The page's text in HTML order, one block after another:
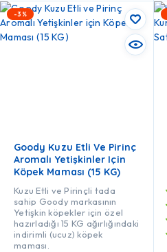
-3%
Goody Kuzu Etli Ve Pirinç
Aromalı Yetişkinler Için
Köpek Maması (15 KG)
Kuzu Etli ve Pirinçli tada
sahip Goody markasının
Yetişkin köpekler için özel
hazırladığı 15 KG ağırlığındaki
indirimli (ucuz) köpek
maması.